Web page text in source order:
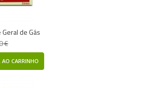
de Gás
€
AO CARRINHO